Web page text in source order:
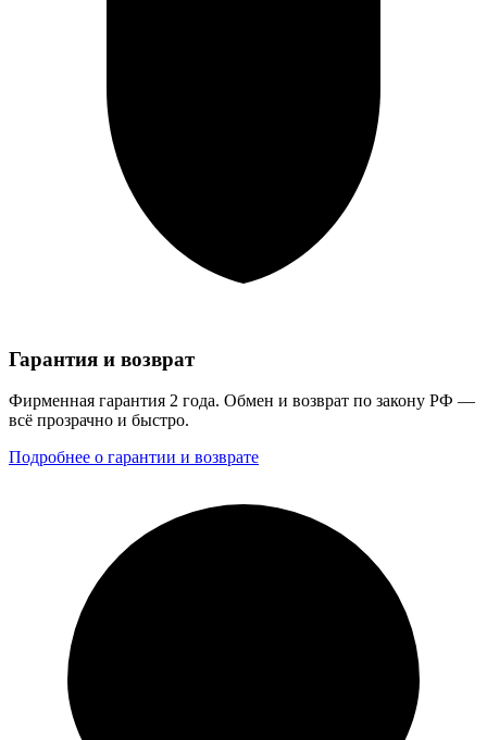
Гарантия и возврат
Фирменная гарантия 2 года. Обмен и возврат по закону РФ —
всё прозрачно и быстро.
Подробнее о гарантии и возврате